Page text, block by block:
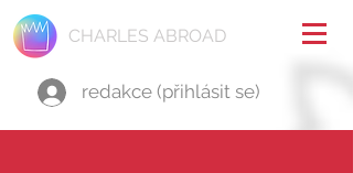
CHARLES ABROAD
redakce (přihlásit se)